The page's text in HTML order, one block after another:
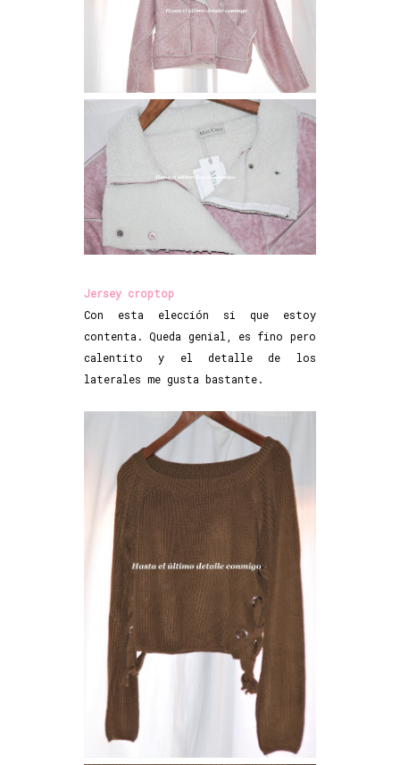
Jersey croptop
Con esta elección si que estoy
contenta. Queda genial, es fino pero
calentito y el detalle de los
laterales me gusta bastante.